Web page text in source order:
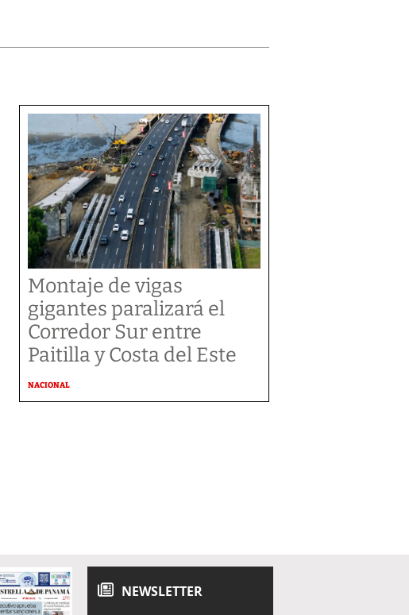
Montaje de vigas
gigantes paralizará el
Corredor Sur entre
Paitilla y Costa del Este
NACIONAL
NEWSLETTER